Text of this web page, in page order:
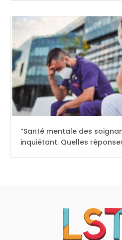
“Santé mentale des
inquiétant. Quelles